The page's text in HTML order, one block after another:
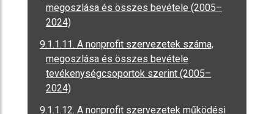
megoszlása és összes bevétele (2005–
2024)
9.1.1.11. A nonprofit szervezetek száma,
megoszlása és összes bevétele
tevékenységcsoportok szerint (2005–
2024)
9.1.1.12. A nonprofit szervezetek működési